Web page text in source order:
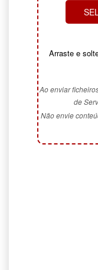
Arraste e
Ao enviar
de
Não envie